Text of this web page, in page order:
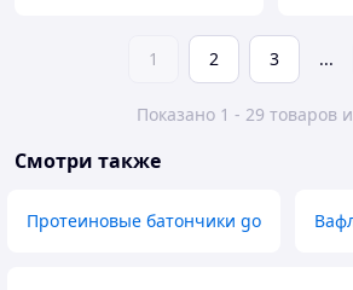
1 2 3 ...
Показано 1 - 29 товаров
Смотри также
Протеиновые батончики go